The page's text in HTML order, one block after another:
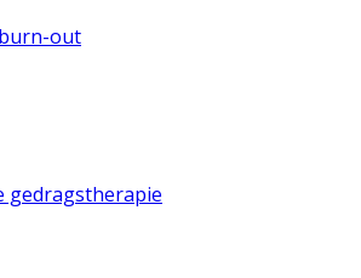
out
gedragstherapie